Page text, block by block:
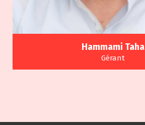
Hammami Taha
Gérant